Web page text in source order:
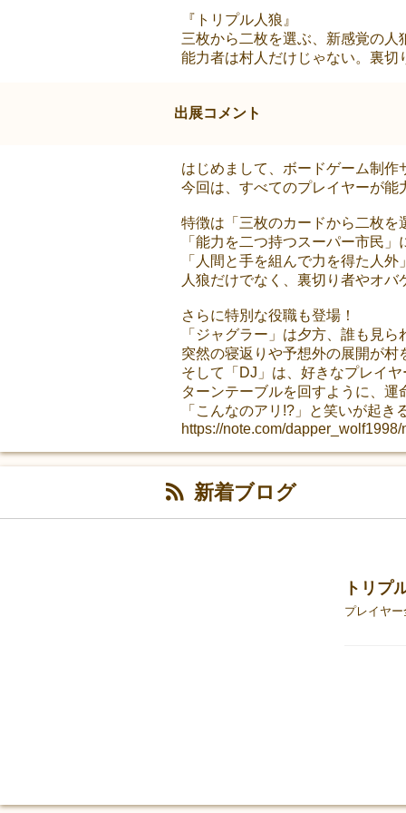
『トリプル人狼』
三枚から二枚を選ぶ、新感覚の人
能力者は村人だけじゃない。裏切
出展コメント
はじめまして、ボードゲーム制作
今回は、すべてのプレイヤーが能
特徴は「三枚のカードから二枚を
「能力を二つ持つスーパー市民」
「人間と手を組んで力を得た人外
人狼だけでなく、裏切り者やオバ
さらに特別な役職も登場！
「ジャグラー」は夕方、誰も見ら
突然の寝返りや予想外の展開が村
そして「DJ」は、好きなプレイヤ
ターンテーブルを回すように、運
「こんなのアリ!?」と笑いが起き
https://note.com/
新着ブログ
トリプ